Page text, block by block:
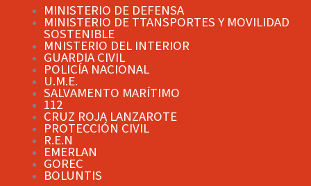
MINISTERIO DE DEFENSA
MINISTERIO DE TTANSPORTES Y MOVILIDAD
SOSTENIBLE
MNISTERIO DEL INTERIOR
GUARDIA CIVIL
POLICÍA NACIONAL
U.M.E.
SALVAMENTO MARÍTIMO
112
CRUZ ROJA LANZAROTE
PROTECCIÓN CIVIL
R.E.N
EMERLAN
GOREC
BOLUNTIS